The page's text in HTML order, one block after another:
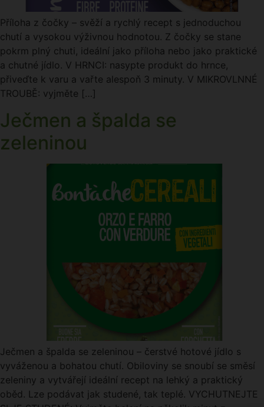
Příloha z čočky – svěží a rychlý recept s jednoduchou
chutí a vysokou výživnou hodnotou. Z čočky se stane
pokrm plný chuti, ideální jako příloha nebo jako praktické
a chutné jídlo. V HRNCI: nasypte produkt do hrnce,
přiveďte k varu a vařte alespoň 3 minuty. V MIKROVLNNÉ
TROUBĚ: vyjměte […]
Ječmen a špalda se
zeleninou
Ječmen a špalda se zeleninou – čerstvé hotové jídlo s
vyváženou a bohatou chutí. Obiloviny se snoubí se směsí
zeleniny a vytvářejí ideální recept na lehký a praktický
oběd. Lze podávat jak studené, tak teplé. VYCHUTNEJTE